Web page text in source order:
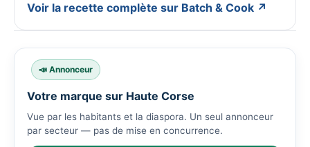
Voir la recette complète sur Batch & Cook ↗
📣 Annonceur
Votre marque sur Haute Corse
Vue par les habitants et la diaspora. Un seul annonceur
par secteur — pas de mise en concurrence.